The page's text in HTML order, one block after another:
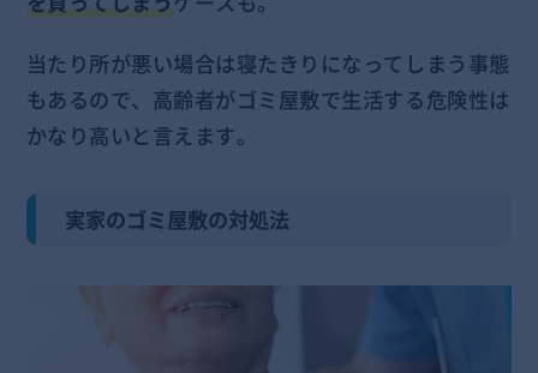
当たり所が悪い場合は寝たきりになってしまう事態
もあるので、高齢者がゴミ屋敷で生活する危険性は
かなり高いと言えます。
実家のゴミ屋敷の対処法